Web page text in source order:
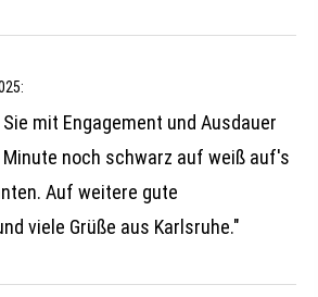
mit Engagement und Ausdauer
noch schwarz auf weiß auf's
Auf weitere gute
viele Grüße aus Karlsruhe."